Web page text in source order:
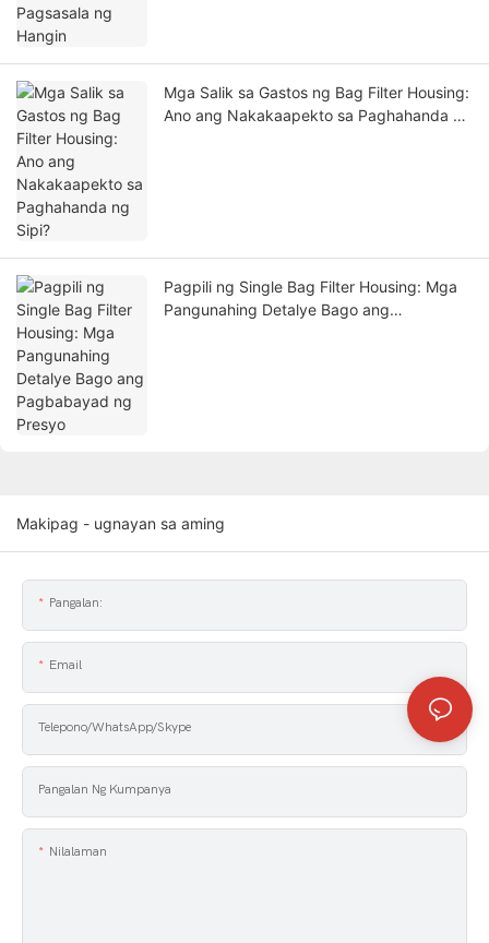
Mga Salik sa Gastos ng Bag Filter Housing:
Ano ang Nakakaapekto sa Paghahanda ng
Pagpili ng Single Bag Filter Housing: Mga
Pangunahing Detalye Bago ang
Makipag - ugnayan sa aming
Pangalan:
Email
Telepono/WhatsApp/Skype
Pangalan Ng Kumpanya
Nilalaman